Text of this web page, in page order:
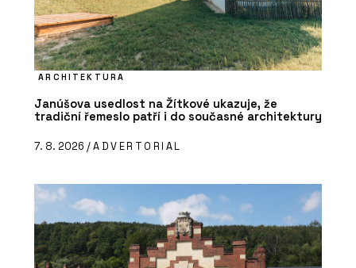
ARCHITEKTURA
Janúšova usedlost na Žítkové ukazuje, že
tradiční řemeslo patří i do současné architektury
7. 8. 2026 /ADVERTORIAL